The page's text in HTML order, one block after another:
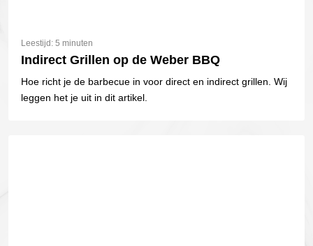
Leestijd: 5 minuten
Indirect Grillen op de Weber BBQ
Hoe richt je de barbecue in voor direct en indirect grillen. Wij
leggen het je uit in dit artikel.